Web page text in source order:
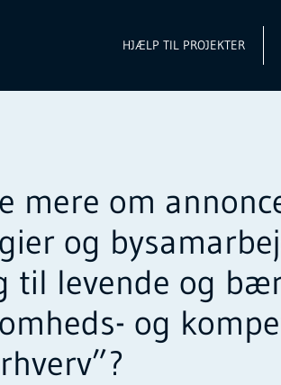
HJÆLP TIL PROJEKTER
mere om
og
til levende og
og